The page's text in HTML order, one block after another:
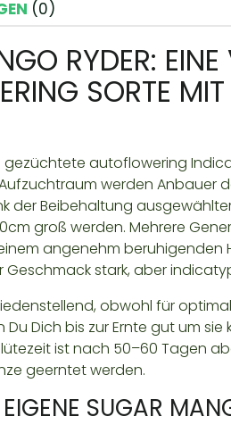
(0)
RYDER: EINE
SORTE MIT
gezüchtete autoflowering
werden Anbauer
der Beibehaltung
groß werden. Mehrere
angenehm beruhigenden
stark, aber
obwohl für
Dich bis zur Ernte gut um
ist nach 50–60 Tagen
geerntet werden.
SUGAR